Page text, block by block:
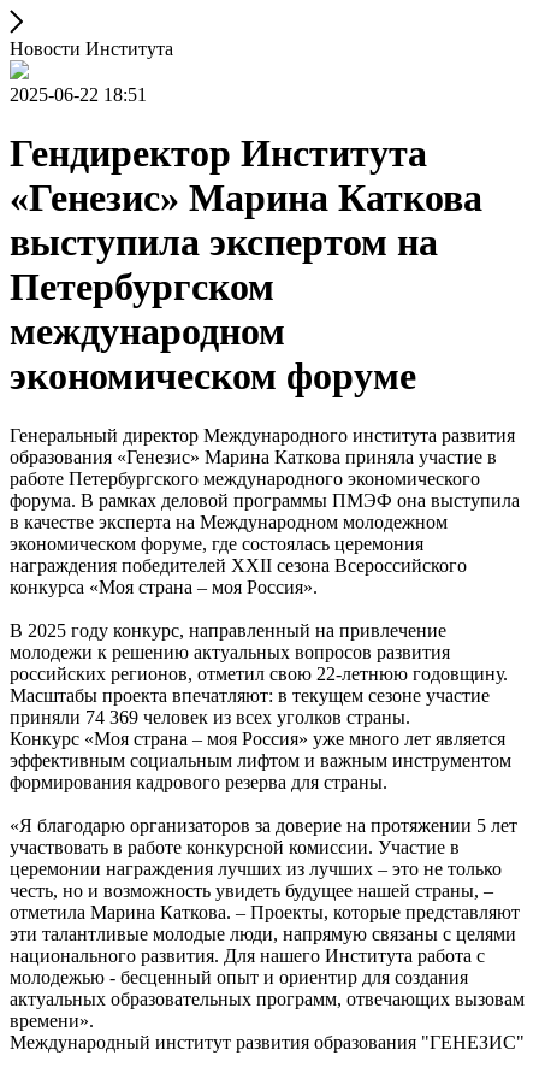
Новости Института
2025-06-22 18:51
Гендиректор Института
«Генезис» Марина Каткова
выступила экспертом на
Петербургском
международном
экономическом форуме
Генеральный директор Международного института развития
образования «Генезис» Марина Каткова приняла участие в
работе Петербургского международного экономического
форума. В рамках деловой программы ПМЭФ она выступила
в качестве эксперта на Международном молодежном
экономическом форуме, где состоялась церемония
награждения победителей XXII сезона Всероссийского
конкурса «Моя страна – моя Россия».
В 2025 году конкурс, направленный на привлечение
молодежи к решению актуальных вопросов развития
российских регионов, отметил свою 22-летнюю годовщину.
Масштабы проекта впечатляют: в текущем сезоне участие
приняли 74 369 человек из всех уголков страны.
Конкурс «Моя страна – моя Россия» уже много лет является
эффективным социальным лифтом и важным инструментом
формирования кадрового резерва для страны.
«Я благодарю организаторов за доверие на протяжении 5 лет
участвовать в работе конкурсной комиссии. Участие в
церемонии награждения лучших из лучших – это не только
честь, но и возможность увидеть будущее нашей страны, –
отметила Марина Каткова. – Проекты, которые представляют
эти талантливые молодые люди, напрямую связаны с целями
национального развития. Для нашего Института работа с
молодежью - бесценный опыт и ориентир для создания
актуальных образовательных программ, отвечающих вызовам
времени».
Международный институт развития образования "ГЕНЕЗИС"